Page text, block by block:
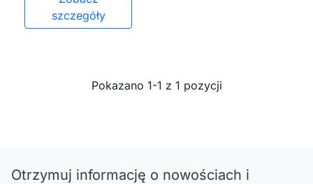
szczegóły
Pokazano 1-1 z 1 pozycji
Otrzymuj informację o nowościach i